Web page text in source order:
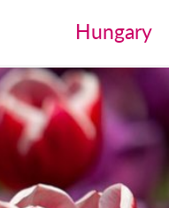
Hungary